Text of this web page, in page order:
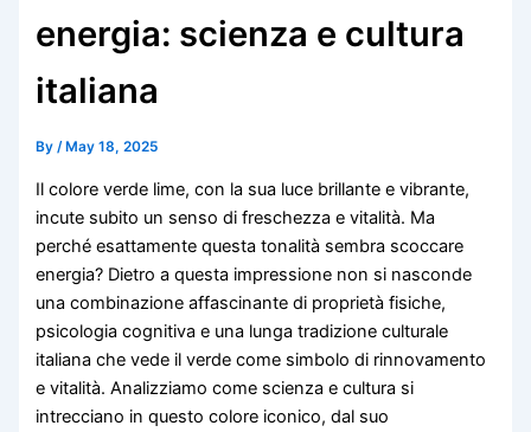
energia: scienza e cultura
italiana
By/ May 18, 2025
Il colore verde lime, con la sua luce brillante e vibrante,
incute subito un senso di freschezza e vitalità. Ma
perché esattamente questa tonalità sembra scoccare
energia? Dietro a questa impressione non si nasconde
una combinazione affascinante di proprietà fisiche,
psicologia cognitiva e una lunga tradizione culturale
italiana che vede il verde come simbolo di rinnovamento
e vitalità. Analizziamo come scienza e cultura si
intrecciano in questo colore iconico, dal suo